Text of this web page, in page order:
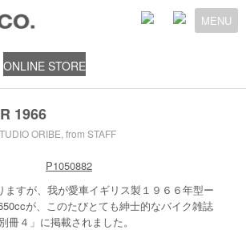
MENU
ONLINE STORE
1966
ORIBE from STAFF
ますが、我が愛車イギリス製１９６６年型ー
が、このたびとても紳士的なバイク雑誌
冊４」に掲載されました。